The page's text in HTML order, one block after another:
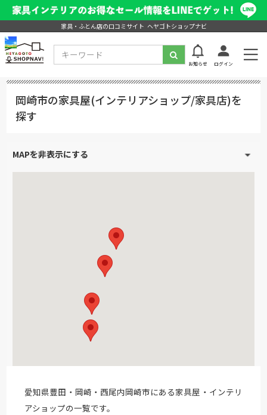
家具・ふとん店の口コミサイト ヘヤゴトショップナビ
お知らせ ログイン
岡崎市の家具屋(インテリアショップ/家具店)を
探す
愛知県豊田・岡崎・西尾内岡崎市にある家具屋・インテリ
アショップの一覧です。